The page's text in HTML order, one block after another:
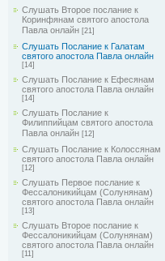
Слушать Второе послание к
Коринфянам святого апостола
Павла онлайн [21]
Слушать Послание к Галатам
святого апостола Павла онлайн
[14]
Слушать Послание к Ефесянам
святого апостола Павла онлайн
[14]
Слушать Послание к
Филиппийцам святого апостола
Павла онлайн [12]
Слушать Послание к Колоссянам
святого апостола Павла онлайн
[12]
Слушать Первое послание к
Фессалоникийцам (Солунянам)
святого апостола Павла онлайн
[13]
Слушать Второе послание к
Фессалоникийцам (Солунянам)
святого апостола Павла онлайн
[11]